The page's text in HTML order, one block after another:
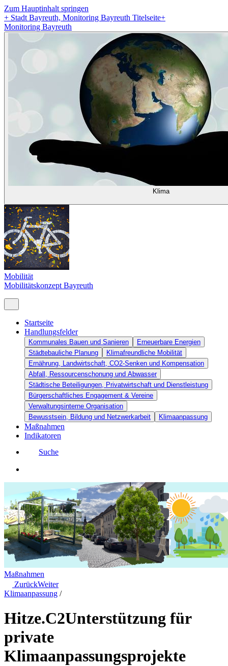
Zum Hauptinhalt springen
+ Stadt Bayreuth, Monitoring Bayreuth Titelseite+
Monitoring Bayreuth
Klima
Mobilität
Mobilitätskonzept Bayreuth
Startseite
Handlungsfelder
Kommunales Bauen und Sanieren
Erneuerbare Energien
Städtebauliche Planung
Klimafreundliche Mobilität
Ernährung, Landwirtschaft, CO2-Senken und Kompensation
Abfall, Ressourcenschonung und Abwasser
Städtische Beteiligungen, Privatwirtschaft und Dienstleistung
Bürgerschaftliches Engagement & Vereine
Verwaltungsinterne Organisation
Bewusstsein, Bildung und Netzwerkarbeit
Klimaanpassung
Maßnahmen
Indikatoren
Suche
Maßnahmen
ZurückWeiter
Klimaanpassung /
Hitze.C2Unterstützung für
private
Klimaanpassungsprojekte